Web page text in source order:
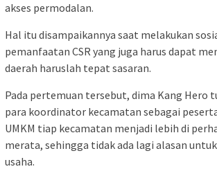
akses permodalan.
Hal itu disampaikannya saat melakukan
pemanfaatan CSR yang juga harus dapat
daerah haruslah tepat sasaran.
Pada pertemuan tersebut, dima Kang Hero
para koordinator kecamatan sebagai
UMKM tiap kecamatan menjadi lebih di
merata, sehingga tidak ada lagi alasan
usaha.